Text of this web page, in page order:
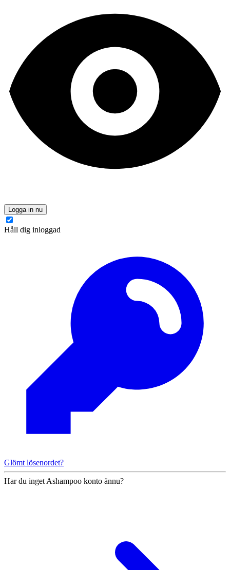
Logga in nu
Håll dig inloggad
Glömt lösenordet?
Har du inget Ashampoo konto ännu?